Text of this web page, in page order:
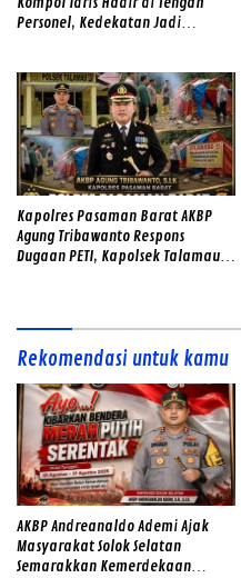
Personel, Kedekatan Jadi
Kapolres Pasaman Barat AKBP
Agung Tribawanto Respons
Dugaan PETI, Kapolsek Talamau
Rekomendasi untuk kamu
AKBP Andreanaldo Ademi Ajak
Masyarakat Solok Selatan
Semarakkan Kemerdekaan